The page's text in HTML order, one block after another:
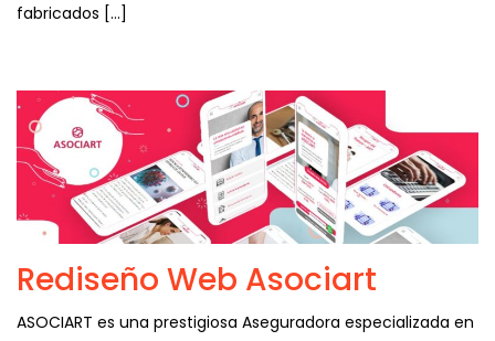
fabricados […]
Rediseño Web Asociart
ASOCIART es una prestigiosa Aseguradora especializada en